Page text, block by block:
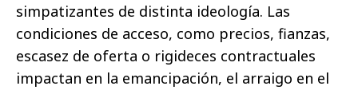
simpatizantes de distinta ideología. Las
condiciones de acceso, como precios, fianzas,
escasez de oferta o rigideces contractuales
impactan en la emancipación, el arraigo en el